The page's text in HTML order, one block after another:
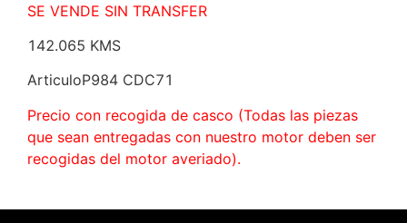
SE VENDE SIN TRANSFER
142.065 KMS
ArticuloP984 CDC71
Precio con recogida de casco (Todas las piezas
que sean entregadas con nuestro motor deben ser
recogidas del motor averiado).